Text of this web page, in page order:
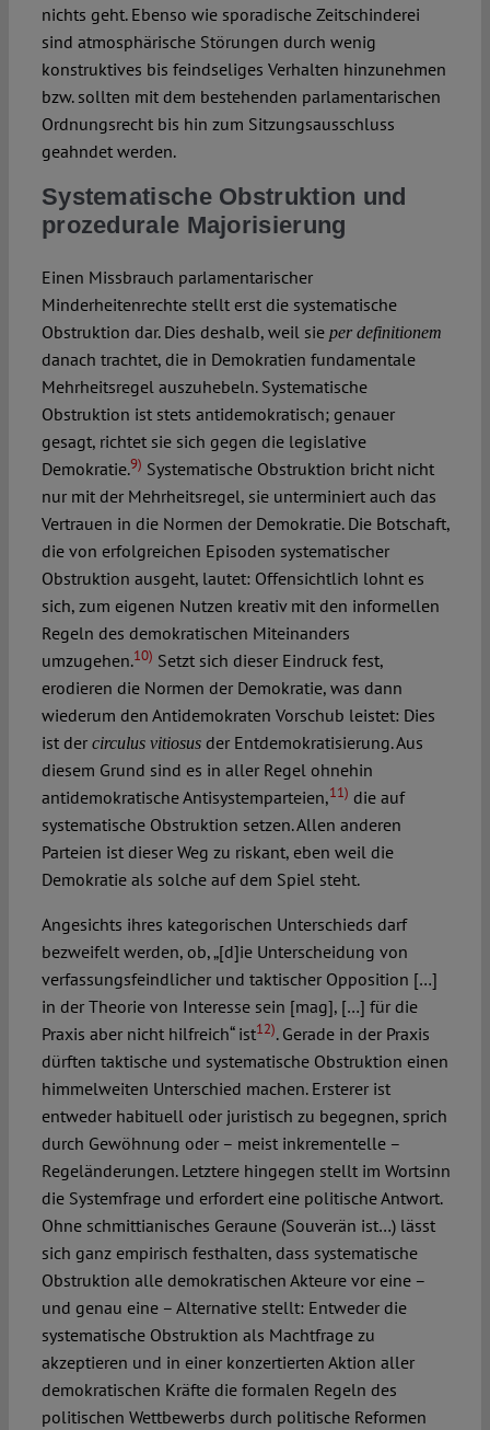
nichts geht. Ebenso wie sporadische Zeitschinderei
sind atmosphärische Störungen durch wenig
konstruktives bis feindseliges Verhalten hinzunehmen
bzw. sollten mit dem bestehenden parlamentarischen
Ordnungsrecht bis hin zum Sitzungsausschluss
geahndet werden.
Systematische Obstruktion und
prozedurale Majorisierung
Einen Missbrauch parlamentarischer
Minderheitenrechte stellt erst die systematische
Obstruktion dar. Dies deshalb, weil sie per definitionem
danach trachtet, die in Demokratien fundamentale
Mehrheitsregel auszuhebeln. Systematische
Obstruktion ist stets antidemokratisch; genauer
gesagt, richtet sie sich gegen die legislative
Demokratie.9) Systematische Obstruktion bricht nicht
nur mit der Mehrheitsregel, sie unterminiert auch das
Vertrauen in die Normen der Demokratie. Die Botschaft,
die von erfolgreichen Episoden systematischer
Obstruktion ausgeht, lautet: Offensichtlich lohnt es
sich, zum eigenen Nutzen kreativ mit den informellen
Regeln des demokratischen Miteinanders
umzugehen.10) Setzt sich dieser Eindruck fest,
erodieren die Normen der Demokratie, was dann
wiederum den Antidemokraten Vorschub leistet: Dies
ist der circulus vitiosusder Entdemokratisierung. Aus
diesem Grund sind es in aller Regel ohnehin
antidemokratische Antisystemparteien,11) die auf
systematische Obstruktion setzen. Allen anderen
Parteien ist dieser Weg zu riskant, eben weil die
Demokratie als solche auf dem Spiel steht.
Angesichts ihres kategorischen Unterschieds darf
bezweifelt werden, ob, „[d]ie Unterscheidung von
verfassungsfeindlicher und taktischer Opposition […]
in der Theorie von Interesse sein [mag], […] für die
Praxis aber nicht hilfreich“ ist12). Gerade in der Praxis
dürften taktische und systematische Obstruktion einen
himmelweiten Unterschied machen. Ersterer ist
entweder habituell oder juristisch zu begegnen, sprich
durch Gewöhnung oder – meist inkrementelle –
Regeländerungen. Letztere hingegen stellt im Wortsinn
die Systemfrage und erfordert eine politische Antwort.
Ohne schmittianisches Geraune (Souverän ist…) lässt
sich ganz empirisch festhalten, dass systematische
Obstruktion alle demokratischen Akteure vor eine –
und genau eine – Alternative stellt: Entweder die
systematische Obstruktion als Machtfrage zu
akzeptieren und in einer konzertierten Aktion aller
demokratischen Kräfte die formalen Regeln des
politischen Wettbewerbs durch politische Reformen